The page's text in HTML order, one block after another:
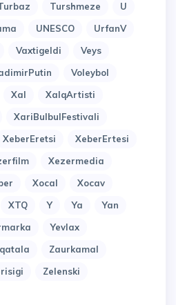
Turshmeze
U
UNESCO
UrfanV
Vaxtigeldi
Veys
Voleybol
Xal
XalqArtisti
XariBulbulFestivali
XeberEretsi
XeberErtesi
Xezermedia
Xocal
Xocav
XTQ Y Ya
Yan
Yevlax
Zaurkamal
Zelenski